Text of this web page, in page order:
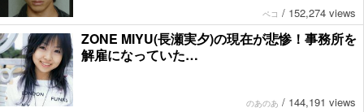
ペコ / 152,274 views
ZONE MIYU(長瀬実夕)の現在が悲惨！事務所を
解雇になっていた…
のあのあ / 144,191 views